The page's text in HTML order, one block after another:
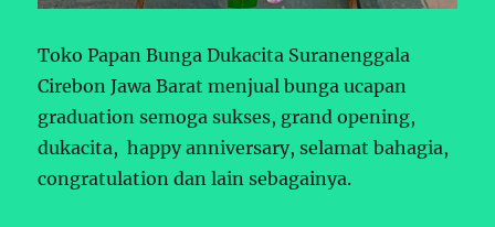
Toko Papan Bunga Dukacita Suranenggala
Cirebon Jawa Barat menjual bunga ucapan
graduation semoga sukses, grand opening,
dukacita, happy anniversary, selamat bahagia,
congratulation dan lain sebagainya.